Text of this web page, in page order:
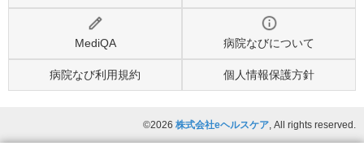
MediQA 病院なびについて
病院なび利用規約 個人情報保護方針
©2026 株式会社eヘルスケア, All rights reserved.